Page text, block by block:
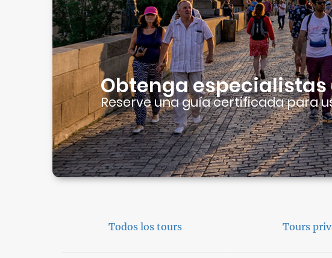
Obtenga
Reserve una guía certificada para
Todos los tours Tours